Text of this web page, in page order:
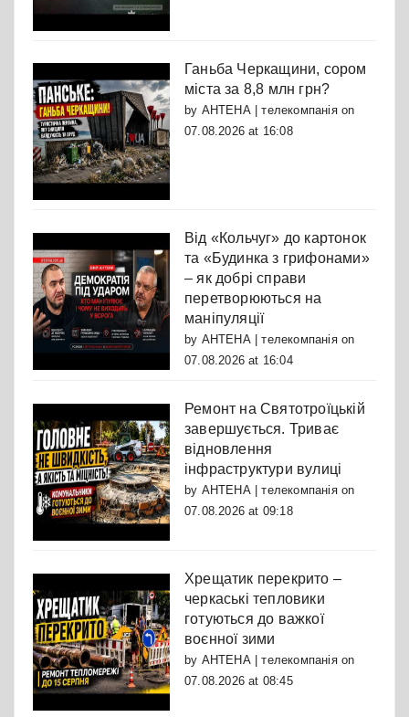
Ганьба Черкащини, сором
міста за 8,8 млн грн?
by АНТЕНА | телекомпаніяon
07.08.2026 at 16:08
Від «Кольчуг» до картонок
та «Будинка з грифонами»
– як добрі справи
перетворюються на
маніпуляції
by АНТЕНА | телекомпаніяon
07.08.2026 at 16:04
Ремонт на Святотроїцькій
завершується. Триває
відновлення
інфраструктури вулиці
by АНТЕНА | телекомпаніяon
07.08.2026 at 09:18
Хрещатик перекрито –
черкаські тепловики
готуються до важкої
воєнної зими
by АНТЕНА | телекомпаніяon
07.08.2026 at 08:45